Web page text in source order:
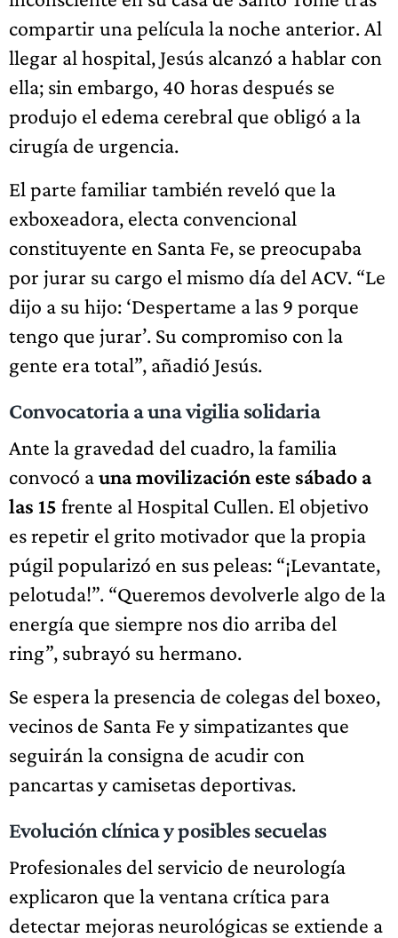
compartir una película la noche anterior. Al
llegar al hospital, Jesús alcanzó a hablar con
ella; sin embargo, 40 horas después se
produjo el edema cerebral que obligó a la
cirugía de urgencia.
El parte familiar también reveló que la
exboxeadora, electa convencional
constituyente en Santa Fe, se preocupaba
por jurar su cargo el mismo día del ACV. “Le
dijo a su hijo: ‘Despertame a las 9 porque
tengo que jurar’. Su compromiso con la
gente era total”, añadió Jesús.
Convocatoria a una vigilia solidaria
Ante la gravedad del cuadro, la familia
convocó auna movilización este sábado a
las 15 frente al Hospital Cullen. El objetivo
es repetir el grito motivador que la propia
púgil popularizó en sus peleas: “¡Levantate,
pelotuda!”. “Queremos devolverle algo de la
energía que siempre nos dio arriba del
ring”, subrayó su hermano.
Se espera la presencia de colegas del boxeo,
vecinos de Santa Fe y simpatizantes que
seguirán la consigna de acudir con
pancartas y camisetas deportivas.
Evolución clínica y posibles secuelas
Profesionales del servicio de neurología
explicaron que la ventana crítica para
detectar mejoras neurológicas se extiende a